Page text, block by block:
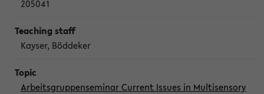
205041
Kayser, Böddeker
Arbeitsgruppenseminar Current Issues in Multisensory